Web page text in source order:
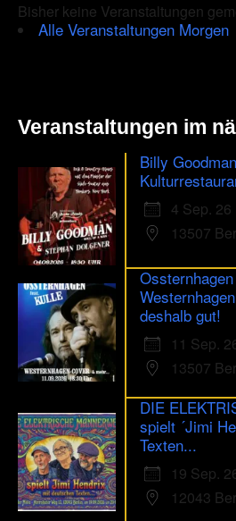
human.
Bisher keine Veranstaltungen
Alle Veranstaltungen Morgen
Veranstaltungen im
Billy
4 Sep. 26
13507
deshalb gut!
11 Sep.
13507
DIE
spielt ´Jimi
Texten...
19 Sep.
12043